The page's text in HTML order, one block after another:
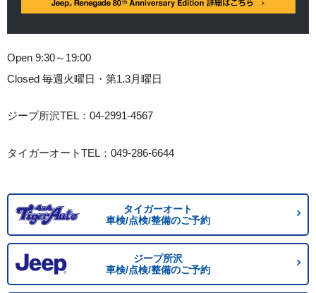
Open 9:30～19:00
Closed 毎週火曜日・第1.3月曜日
ジープ所沢TEL：04-2991-4567
タイガーオートTEL：049-286-6644
タイガーオート
車検/点検/整備のご予約
ジープ所沢
車検/点検/整備のご予約